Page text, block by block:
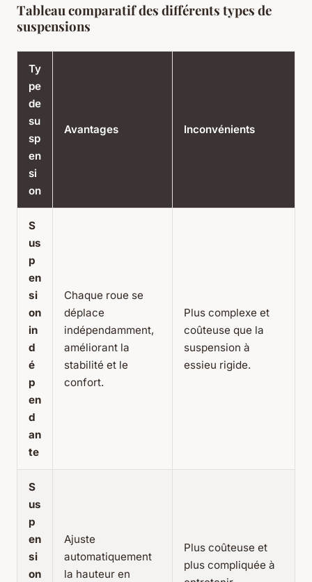
Tableau comparatif des différents types de
suspensions
Ty
pe
de
su
sp
en
si
on
Avantages Inconvénients
S
us
p
en
si
on
in
d
é
p
en
d
an
te
Chaque roue se
déplace
indépendamment,
améliorant la
stabilité et le
confort.
Plus complexe et
coûteuse que la
suspension à
essieu rigide.
S
us
p
en
si
on
Ajuste
automatiquement
la hauteur en
Plus coûteuse et
plus compliquée à